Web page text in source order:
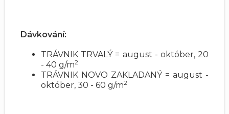
Dávkování:
TRÁVNIK TRVALÝ = august - október, 20
- 40 g/m2
TRÁVNIK NOVO ZAKLADANÝ = august -
október, 30 - 60 g/m2